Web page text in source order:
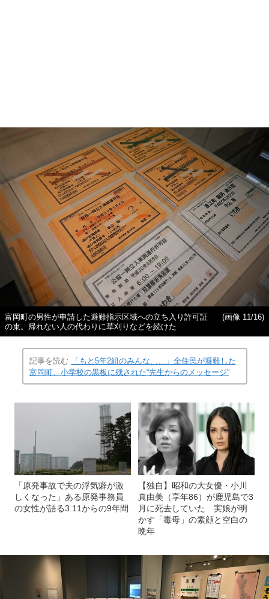
富岡町の男性が申請した避難指示区域への立ち入り許可証
の束。帰れない人の代わりに草刈りなどを続けた
(画像 11/16)
記事を読む
「もと5年2組のみんな……」全住民が避難した
富岡町、小学校の黒板に残された“先生からのメッセージ”
「原発事故で夫の浮気癖が激
しくなった」ある原発事務員
の女性が語る3.11からの9年間
【独自】昭和の大女優・小川
真由美（享年86）が鹿児島で3
月に死去していた 実娘が明
かす「毒母」の素顔と空白の
晩年